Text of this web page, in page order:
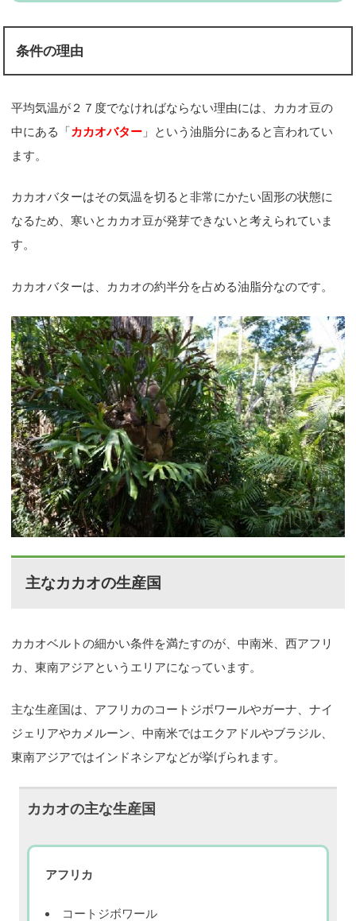
条件の理由
平均気温が２７度でなければならない理由には、カカオ豆の
中にある「カカオバター 」という油脂分にあると言われてい
ます。
カカオバターはその気温を切ると非常にかたい固形の状態に
なるため、寒いとカカオ豆が発芽できないと考えられていま
す。
カカオバターは、カカオの約半分を占める油脂分なのです。
主なカカオの生産国
カカオベルトの細かい条件を満たすのが、中南米、西アフリ
カ、東南アジアというエリアになっています。
主な生産国は、アフリカのコートジボワールやガーナ、ナイ
ジェリアやカメルーン、中南米ではエクアドルやブラジル、
東南アジアではインドネシアなどが挙げられます。
カカオの主な生産国
アフリカ
コートジボワール